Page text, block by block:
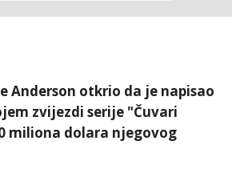
Anderson otkrio da je napisao
zvijezdi serije "Čuvari
miliona dolara njegovog